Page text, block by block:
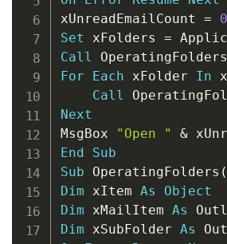
xUnreadEmailCount =
0
Set xFolders =
Call
OperatingFolders
For
Each xFolder In
Call
Next
MsgBox
"Open " &
End
Sub
Sub OperatingFolders (
Dim xItem As
Object
Dim xMailItem As
Dim xSubFolder As